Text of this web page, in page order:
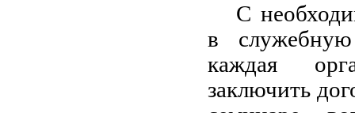
С
в служебную
каждая
заключить